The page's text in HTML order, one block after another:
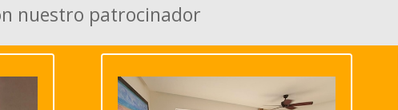
nuestro patrocinador